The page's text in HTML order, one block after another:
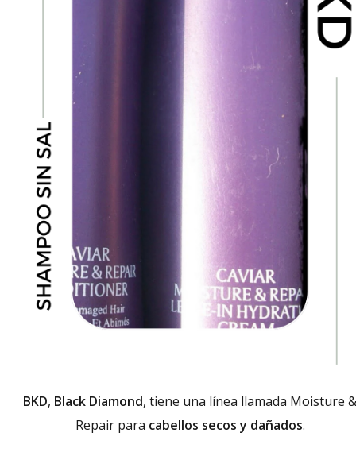
BKD, Black Diamond, tiene una línea llamada Moisture &
Repair para cabellos secos y dañados.